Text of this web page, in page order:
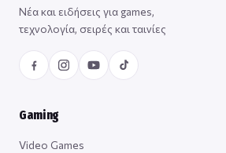
Νέα και ειδήσεις για games,
τεχνολογία, σειρές και ταινίες
Gaming
Video Games